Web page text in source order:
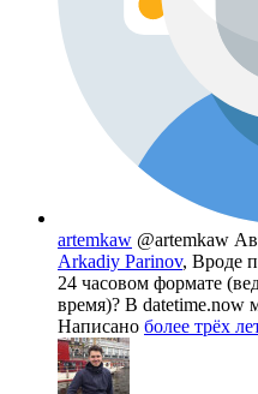
artemkaw @artemkaw
Arkadiy Parinov, Вроде
24 часовом формате
время)? В datetime.now
Написано более трёх